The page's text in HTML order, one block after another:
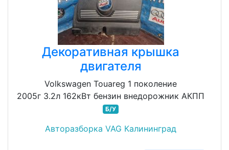
Декоративная крышка
двигателя
Volkswagen Touareg 1 поколение
2005г 3.2л 162кВт бензин внедорожник АКПП
Б/У
Авторазборка VAG Калининград